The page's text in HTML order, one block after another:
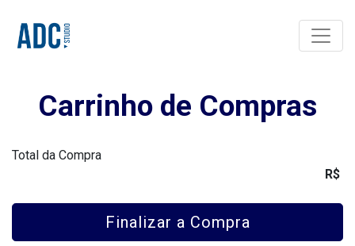
Carrinho de Compras
Total da Compra
R$
Finalizar a Compra